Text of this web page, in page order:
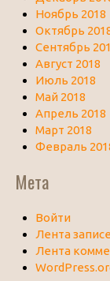
Ноябрь 2018
Октябрь
Сентябрь
Август 2018
Июль 2018
Май 2018
Апрель 2018
Март 2018
Февраль
Мета
Войти
Лента
Лента